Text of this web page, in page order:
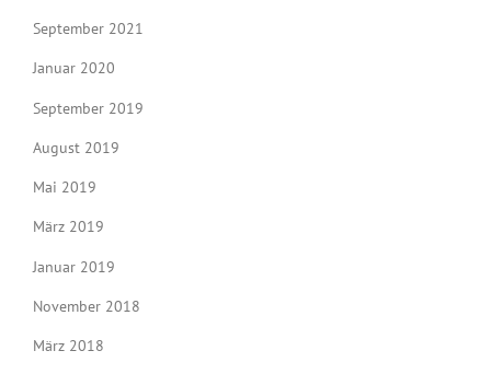
September 2021
Januar 2020
September 2019
August 2019
Mai 2019
März 2019
Januar 2019
November 2018
März 2018